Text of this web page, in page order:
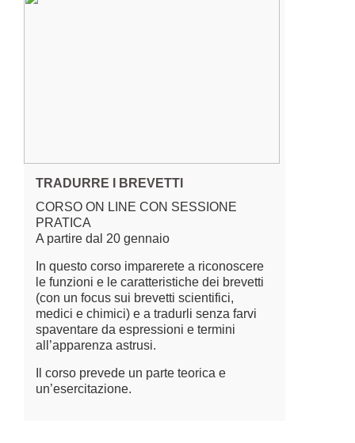
TRADURRE I BREVETTI
CORSO ON LINE CON SESSIONE
PRATICA
A partire dal 20 gennaio
In questo corso imparerete a riconoscere
le funzioni e le caratteristiche dei brevetti
(con un focus sui brevetti scientifici,
medici e chimici) e a tradurli senza farvi
spaventare da espressioni e termini
all’apparenza astrusi.
Il corso prevede un parte teorica e
un’esercitazione.